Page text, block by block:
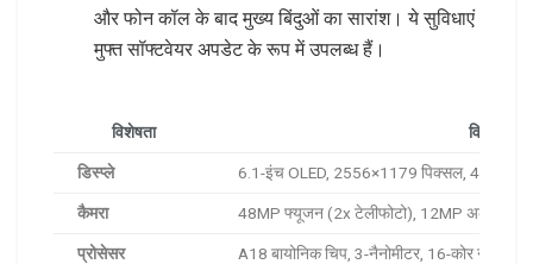
और फोन कॉल के बाद मुख्य बिंदुओं का सारांश। ये सुविधाएं
मुफ्त सॉफ्टवेयर अपडेट के रूप में उपलब्ध हैं।
विशेषता विवरण
डिस्प्ले 6.1-इंच OLED, 2556×1179 पिक्सल, 460 ppi,
कैमरा 48MP फ्यूजन (2x टेलीफोटो), 12MP अल्ट्रा-
प्रोसेसर A18 बायोनिक चिप, 3-नैनोमीटर, 16-कोर न्यूरल